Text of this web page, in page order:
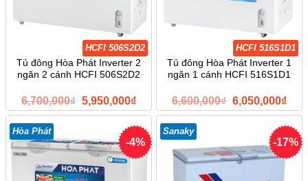
HCFI 506S2D2
Tủ đông Hòa Phát Inverter 2
ngăn 2 cánh HCFI 506S2D2
6,700,000₫ Giá
gốc
6,700,000₫.
5,950,000₫Giá
hiện
là:
5,950,000₫.
HCFI 516S1D1
Tủ đông Hòa Phát Inverter 1
ngăn 1 cánh HCFI 516S1D1
6,600,000₫ Giá
gốc
6,600,000₫.
6,050,000₫Giá
hiện
là:
-4%
Hòa Phát
-17%
Sanaky